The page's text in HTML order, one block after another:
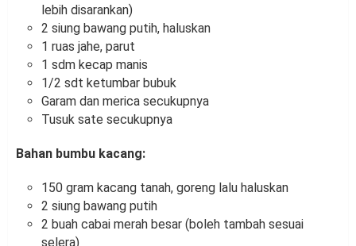
lebih disarankan)
2 siung bawang putih, haluskan
1 ruas jahe, parut
1 sdm kecap manis
1/2 sdt ketumbar bubuk
Garam dan merica secukupnya
Tusuk sate secukupnya
Bahan bumbu kacang:
150 gram kacang tanah, goreng lalu haluskan
2 siung bawang putih
2 buah cabai merah besar (boleh tambah sesuai
selera)